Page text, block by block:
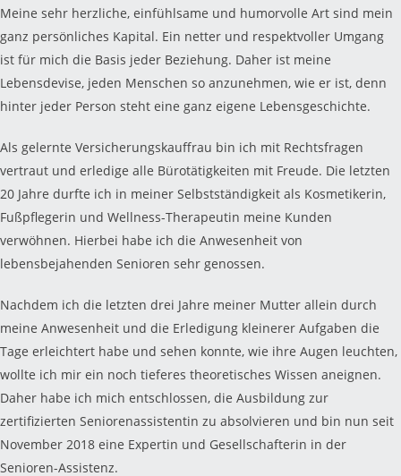
Meine sehr herzliche, einfühlsame und humorvolle Art sind mein
ganz persönliches Kapital. Ein netter und respektvoller Umgang
ist für mich die Basis jeder Beziehung. Daher ist meine
Lebensdevise, jeden Menschen so anzunehmen, wie er ist, denn
hinter jeder Person steht eine ganz eigene Lebensgeschichte.
Als gelernte Versicherungskauffrau bin ich mit Rechtsfragen
vertraut und erledige alle Bürotätigkeiten mit Freude. Die letzten
20 Jahre durfte ich in meiner Selbstständigkeit als Kosmetikerin,
Fußpflegerin und Wellness-Therapeutin meine Kunden
verwöhnen. Hierbei habe ich die Anwesenheit von
lebensbejahenden Senioren sehr genossen.
Nachdem ich die letzten drei Jahre meiner Mutter allein durch
meine Anwesenheit und die Erledigung kleinerer Aufgaben die
Tage erleichtert habe und sehen konnte, wie ihre Augen leuchten,
wollte ich mir ein noch tieferes theoretisches Wissen aneignen.
Daher habe ich mich entschlossen, die Ausbildung zur
zertifizierten Seniorenassistentin zu absolvieren und bin nun seit
November 2018 eine Expertin und Gesellschafterin in der
Senioren-Assistenz.